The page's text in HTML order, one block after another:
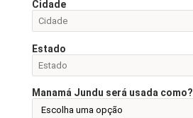
Cidade
Estado
Manamá Jundu será usada como?